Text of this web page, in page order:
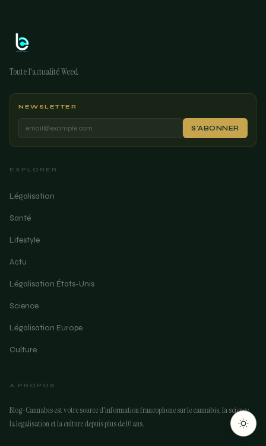
3 min
Toute l'actualité Weed
NEWSLETTER
S'ABONNER
EXPLORER
Légalisation
Santé
Lifestyle
Actu
Légalisation États-Unis
Science
Légalisation Europe
Culture
A PROPOS
Blog-Cannabis est votre source d'information francophone sur le cannabis, la science,
la legalisation et la culture depuis plus de 10 ans.